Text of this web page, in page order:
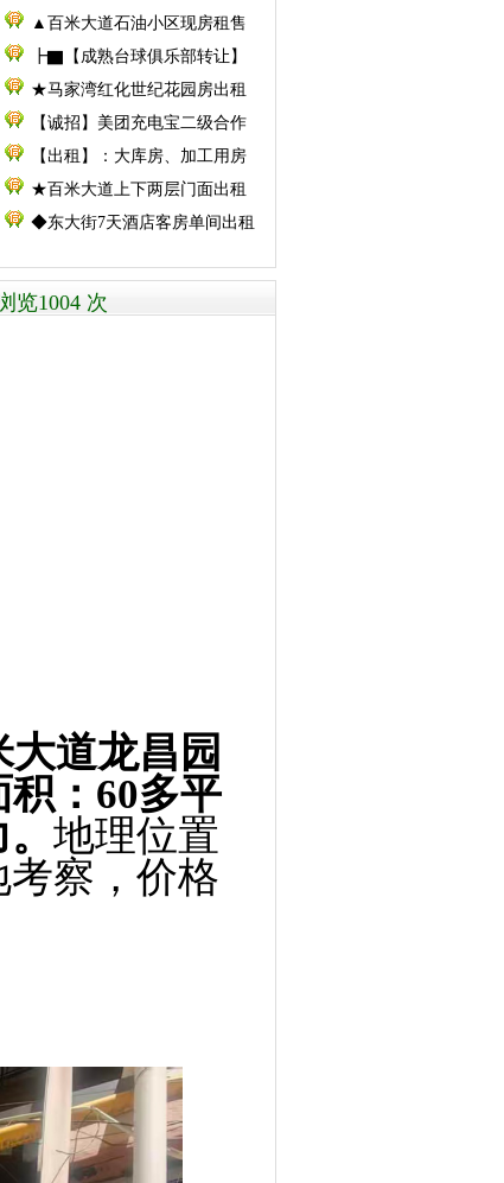
▲百米大道石油小区现房租售
┣▇【成熟台球俱乐部转让】
★马家湾红化世纪花园房出租
【诚招】美团充电宝二级合作
【出租】：大库房、加工用房
★百米大道上下两层门面出租
◆东大街7天酒店客房单间出租
1004 次
道龙昌园
：60多平
地理位置
察，价格